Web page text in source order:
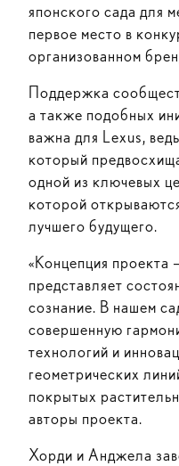
японского сада для
первое место в
организованном
Поддержка
а также подобных
важна для Lexus,
который
одной из ключевых
которой
лучшего будущего.
«Концепция проекта
представляет
сознание. В нашем
совершенную
технологий и
геометрических
покрытых
авторы проекта.
Хорди и Анджела